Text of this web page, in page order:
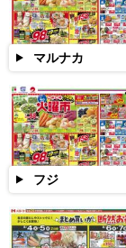
マルナカ
フジ